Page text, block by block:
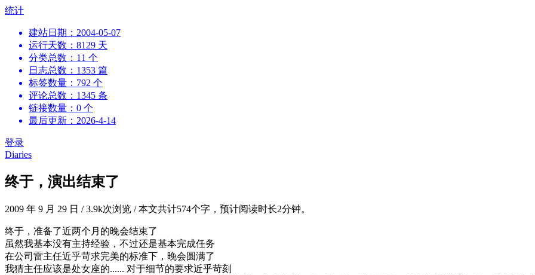
跳
统计
建站日期：2004-05-07
运行天数：8129 天
分类总数：11 个
日志总数：1353 篇
标签数量：792 个
评论总数：1345 条
链接数量：0 个
最后更新：2026-4-14
登录
Diaries
终于，演出结束了
2009 年 9 月 29 日 /3.9k次浏览 /本文共计574个字，预计阅读时长2分钟。
终于，准备了近两个月的晚会结束了
虽然我基本没有主持经验，不过还是基本完成任务
在公司雷主任近乎苛求完美的标准下，晚会圆满了
我猜主任应该是处女座的...... 对于细节的要求近乎苛刻